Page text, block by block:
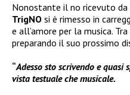
Nonostante il no ricevuto da
TrigNO si è rimesso in
e all’amore per la musica.
preparando il suo prossimo
“Adesso sto scrivendo e quasi
vista testuale che musicale.